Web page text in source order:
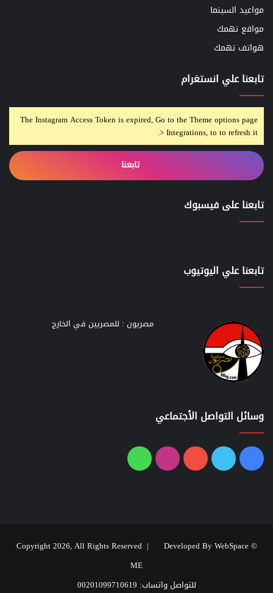
مواعيد السينما
مواقع تهمك
هواتف تهمك
تابعنا علي انستغرام
The Instagram Access Token is expired, Go to the Theme options page
> Integrations, to to refresh it.
تابعنا
تابعنا على فيسبوك
تابعنا علي اليوتيوب
مصريون : للمصريين في الخارج
وسائل التواصل الأجتماعي
فيسبوك
تويتر يوتيوبانستقرامواتساب
© Copyright 2026, All Rights Reserved |
Developed By WebSpace
ME
للتواصل واتساب: 00201099710619